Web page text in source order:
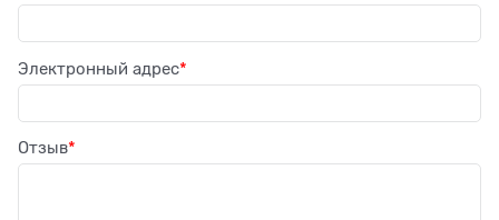
Электронный адрес
Отзыв